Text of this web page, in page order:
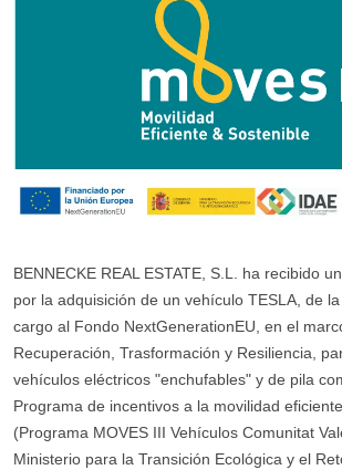
BENNECKE REAL ESTATE, S.L. ha recibido
por la adquisición de un vehículo TESLA, de
cargo al Fondo NextGenerationEU, en el
Recuperación, Trasformación y Resiliencia,
vehículos eléctricos "enchufables" y de pila
Programa de incentivos a la movilidad
(Programa MOVES III Vehículos Comunitat
Ministerio para la Transición Ecológica y el